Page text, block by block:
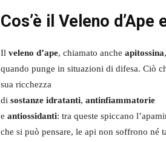
Cos’è il Veleno
Il veleno d’ape, chiamato anche apitossina
quando punge in situazioni di difesa. Ciò
sua ricchezza
di sostanze idratanti, antinfiammatorie
e antiossidanti: tra queste spiccano
che si può pensare, le api non soffrono né